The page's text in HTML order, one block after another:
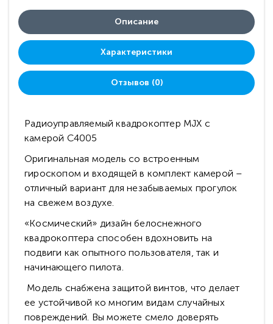
Описание
Характеристики
Отзывов (0)
Радиоуправляемый квадрокоптер MJX с
камерой C4005
Оригинальная модель со встроенным
гироскопом и входящей в комплект камерой –
отличный вариант для незабываемых прогулок
на свежем воздухе.
«Космический» дизайн белоснежного
квадрокоптера способен вдохновить на
подвиги как опытного пользователя, так и
начинающего пилота.
Модель снабжена защитой винтов, что делает
ее устойчивой ко многим видам случайных
повреждений. Вы можете смело доверять